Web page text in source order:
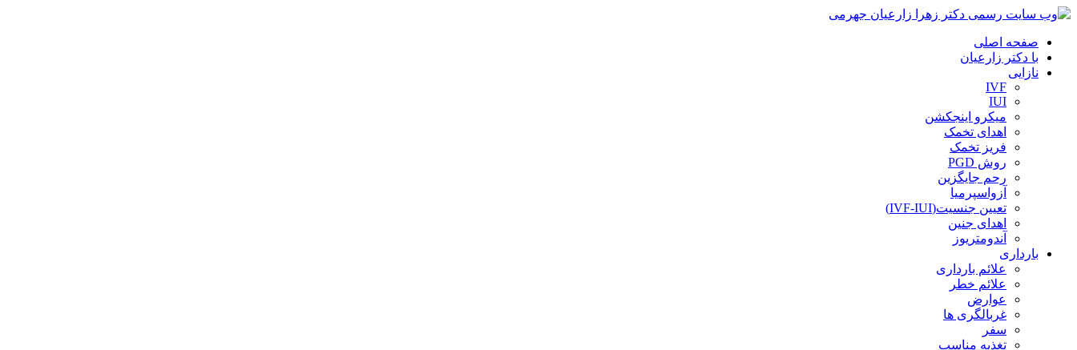
صفحه اصلی
با دکتر زارعیان
نازایی
IVF
IUI
میکرو اینجکشن
اهدای تخمک
فریز تخمک
روش PGD
رحم جایگزین
آزواسپرمیا
تعیین جنسیت(IVF-IUI)
اهدای جنین
آندومتریوز
بارداری
علائم بارداری
علائم خطر
عوارض
غربالگری ها
سفر
تغذیه مناسب